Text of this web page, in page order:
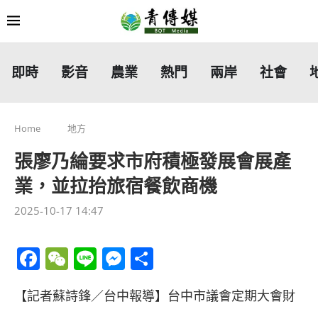
即時 影音 農業 熱門 兩岸 社會
Home 地方
張廖乃綸要求市府積極發展會展產
業，並拉抬旅宿餐飲商機
2025-10-17 14:47
Facebook
WeChat
LineMessenger
享
【記者蘇詩鋒／台中報導】台中市議會定期大會財